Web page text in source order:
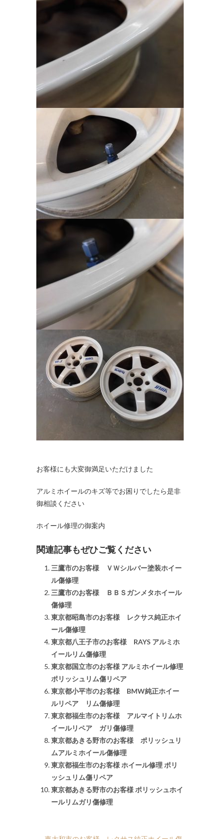
お客様にも大変御満足いただけました
アルミホイールのキズ等でお困りでしたら是非
御相談ください
ホイール修理の御案内
関連記事もぜひご覧ください
三鷹市のお客様 ＶＷシルバー塗装ホイー
ル傷修理
三鷹市のお客様 ＢＢＳガンメタホイール
傷修理
東京都昭島市のお客様 レクサス純正ホイ
ール傷修理
東京都八王子市のお客様 RAYS アルミホ
イールリム傷修理
東京都国立市のお客様 アルミホイール修理
ポリッシュリム傷リペア
東京都小平市のお客様 BMW純正ホイー
ルリペア リム傷修理
東京都福生市のお客様 アルマイトリムホ
イールリペア ガリ傷修理
東京都あきる野市のお客様 ポリッシュリ
ムアルミホイール傷修理
東京都福生市のお客様 ホイール修理 ポリ
ッシュリム傷リペア
東京都あきる野市のお客様 ポリッシュホイ
ールリムガリ傷修理